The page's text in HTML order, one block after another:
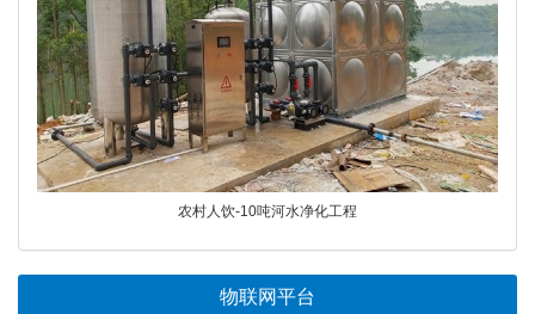
农村人饮-10吨河水净化工程
物联网平台